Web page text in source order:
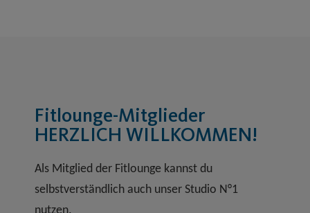
Fitlounge-Mitglieder
HERZLICH WILLKOMMEN!
Als Mitglied der Fitlounge kannst du
selbstverständlich auch unser Studio N°1